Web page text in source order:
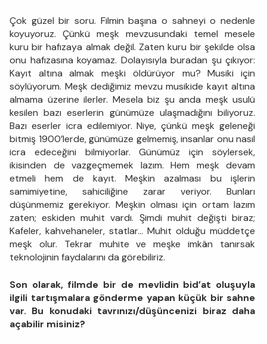
Çok güzel bir soru. Filmin başına o sahneyi o nedenle
koyuyoruz. Çünkü meşk mevzusundaki temel mesele
kuru bir hafızaya almak değil. Zaten kuru bir şekilde olsa
onu hafızasına koyamaz. Dolayısıyla buradan şu çıkıyor:
Kayıt altına almak meşki öldürüyor mu? Musiki için
söylüyorum. Meşk dediğimiz mevzu musikide kayıt altına
almama üzerine ilerler. Mesela biz şu anda meşk usulü
kesilen bazı eserlerin günümüze ulaşmadığını biliyoruz.
Bazı eserler icra edilemiyor. Niye, çünkü meşk geleneği
bitmiş 1900’lerde, günümüze gelmemiş, insanlar onu nasıl
icra edeceğini bilmiyorlar. Günümüz için söylersek,
ikisinden de vazgeçmemek lazım. Hem meşk devam
etmeli hem de kayıt. Meşkin azalması bu işlerin
samimiyetine, sahiciliğine zarar veriyor. Bunları
düşünmemiz gerekiyor. Meşkin olması için ortam lazım
zaten; eskiden muhit vardı. Şimdi muhit değişti biraz;
Kafeler, kahvehaneler, statlar… Muhit olduğu müddetçe
meşk olur. Tekrar muhite ve meşke imkân tanırsak
teknolojinin faydalarını da görebiliriz.
Son olarak, filmde bir de mevlidin bid’at oluşuyla
ilgili tartışmalara gönderme yapan küçük bir sahne
var. Bu konudaki tavrınızı/düşüncenizi biraz daha
açabilir misiniz?